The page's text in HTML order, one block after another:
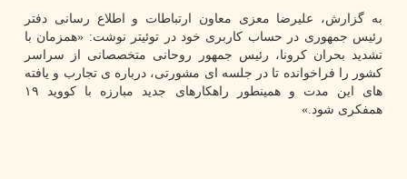
به گزارش، علیرضا معزی معاون ارتباطات و اطلاع رسانی دفتر
رئیس جمهوری در حساب کاربری خود در توئیتر نوشت: «‏همزمان با
تشدید بحران ‎کرونا، رئیس جمهور ‎روحانی متخصصانی از سراسر
کشور را فراخوانده تا در جلسه ای مشورتی، درباره ی تجارب و یافته
های این مدت و همینطور راهکارهای جدید مبارزه با ‎کووید ۱۹
همفکری شود.»